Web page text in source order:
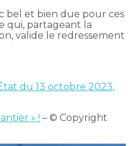
bel et bien due pour ces
qui, partageant la
valide le redressement
du 13 octobre 2023,
» ! – © Copyright